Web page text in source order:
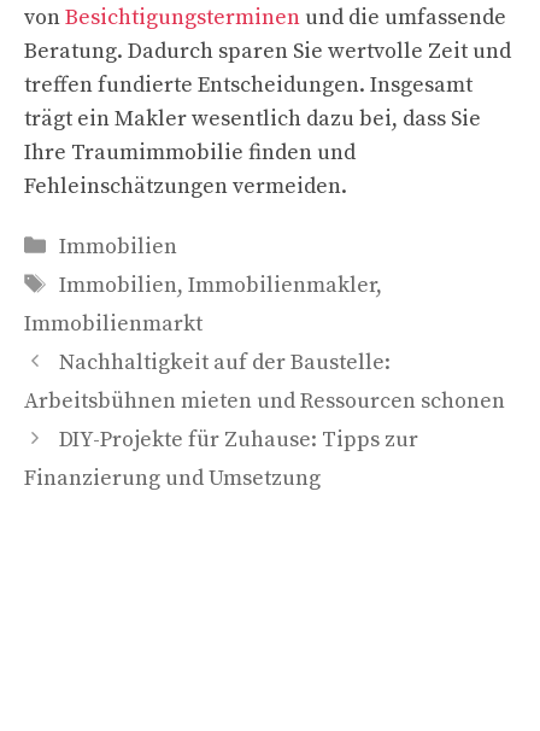
vonBesichtigungsterminen und die umfassende
Beratung. Dadurch sparen Sie wertvolle Zeit und
treffen fundierte Entscheidungen. Insgesamt
trägt ein Makler wesentlich dazu bei, dass Sie
Ihre Traumimmobilie finden und
Fehleinschätzungen vermeiden.
Kategorien
Immobilien
Schlagwörter
Immobilien, Immobilienmakler,
Immobilienmarkt
Nachhaltigkeit auf der Baustelle:
Arbeitsbühnen mieten und Ressourcen schonen
DIY-Projekte für Zuhause: Tipps zur
Finanzierung und Umsetzung